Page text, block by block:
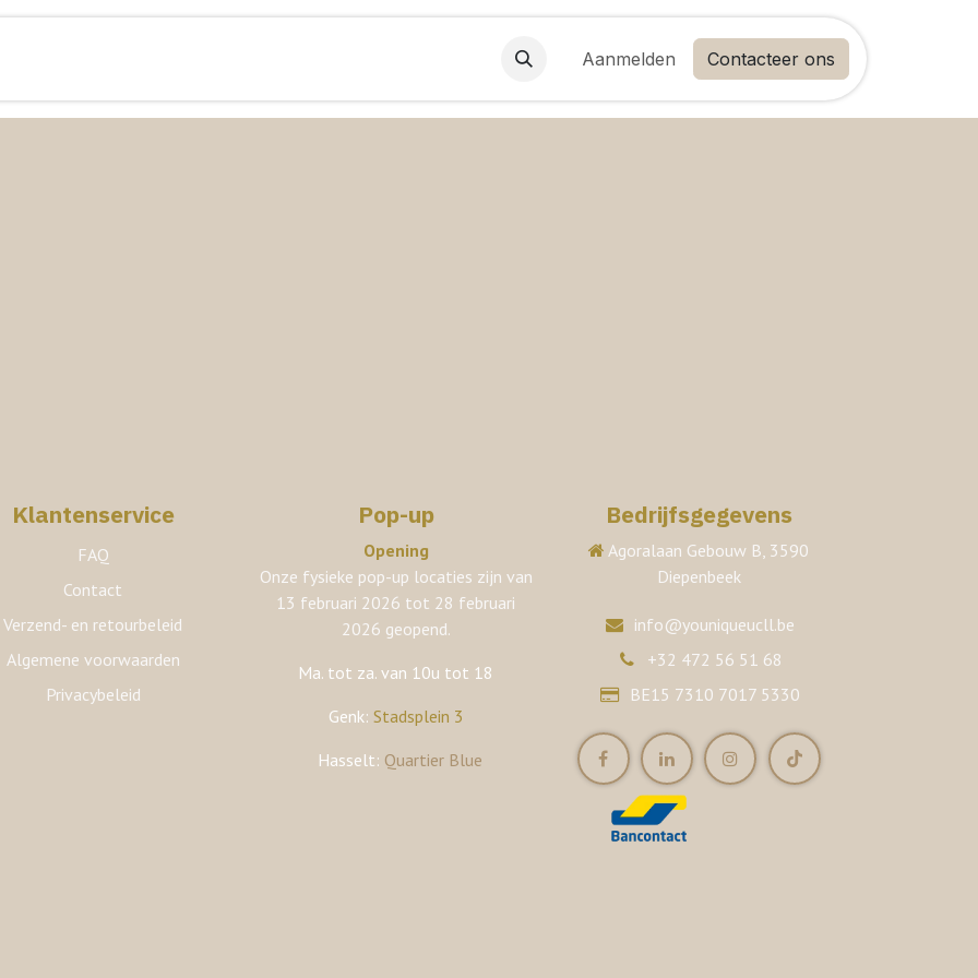
Aanmelden Contacteer ons
Pop-up
Opening
Onze fysieke pop-up locaties zijn van
13 februari 2026 tot 28 februari
2026 geopend.
Ma. tot za. van 10u tot 18
Genk: Stadsplein 3
Hasselt: Quartier Blue
Bedrijfsgegevens
Agoralaan Gebouw B, 3590
Diepenbeek
info@youniqueucll.be
+32 472 56 51 68
BE15 7310 7017 5330
Klantenservice
FAQ
Contact
Verzend- en retourbeleid
Algemene voorwaarden
Privacybeleid